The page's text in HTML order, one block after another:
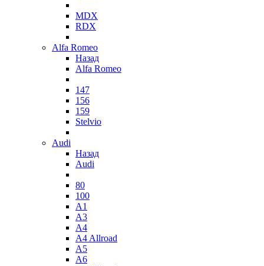
MDX
RDX
Alfa Romeo
Назад
Alfa Romeo
147
156
159
Stelvio
Audi
Назад
Audi
80
100
A1
A3
A4
A4 Allroad
A5
A6